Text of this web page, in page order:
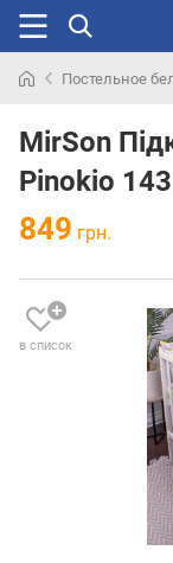
раньше
Постельное
MirSon
Pinokio
849 грн.
в список